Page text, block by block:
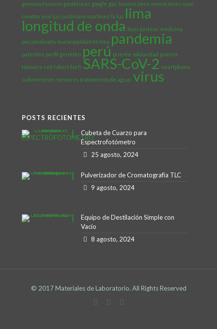
genoma humano geodésicas google gps huaicos perú invenciones isaac
newton josé luis justiniano martínez la luz lima
longitud de onda louis pasteur medicina
personalizada municipalidad de lima pandemia
patentes perfil genético perú puente solidaridad puente
talavera red robert koch SARS-CoV-2 smartphone
subvenciones tensores tratamiento de aguas virus
POSTS RECIENTES
Cubeta de Cuarzo para
Espectrofotómetro
25 agosto, 2024
Pulverizador de Cromatografía TLC
9 agosto, 2024
Equipo de Destilación Simple con
Vacío
8 agosto, 2024
© 2017 Materiales de Laboratorio. All Rights Reserved